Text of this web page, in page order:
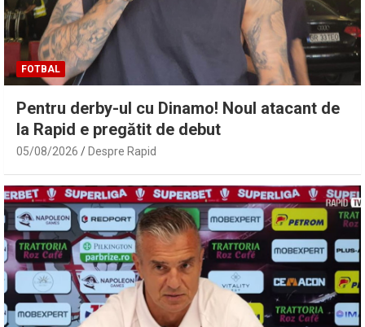
FOTBAL
Pentru derby-ul cu Dinamo! Noul atacant de
la Rapid e pregătit de debut
05/08/2026 Despre Rapid